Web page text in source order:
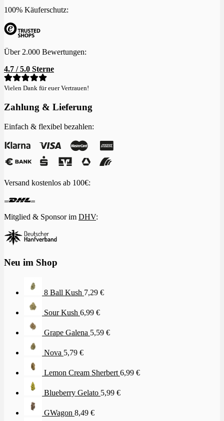
100% Käuferschutz:
Über 2.000 Bewertungen:
4.7 / 5.0 Sterne
Vielen Dank für euer Vertrauen!
Zahlung & Lieferung
Einfach & flexibel bezahlen:
Versand kostenlos ab 100€:
Mitglied & Sponsor im DHV:
Neu im Shop
8 Ball Kush 7,29 €
Sour Kush 6,99 €
Grape Galena 5,59 €
Nova 5,79 €
Lemon Cream Sherbert 6,99 €
Blueberry Gelato 5,99 €
GWagon 8,49 €